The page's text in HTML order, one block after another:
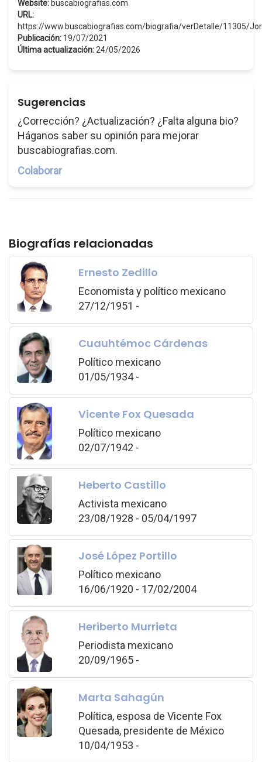
Website: buscabiografias.com
URL:
https://www.buscabiografias.com/biografia/verDetalle/11305/
Publicación: 19/07/2021
Última actualización: 24/05/2026
Sugerencias
¿Corrección? ¿Actualización? ¿Falta alguna bio?
Háganos saber su opinión para mejorar
buscabiografias.com.
Colaborar
Biografías relacionadas
Ernesto Zedillo
Economista y político mexicano
27/12/1951 -
Cuauhtémoc Cárdenas
Político mexicano
01/05/1934 -
Vicente Fox Quesada
Político mexicano
02/07/1942 -
Heberto Castillo
Activista mexicano
23/08/1928 - 05/04/1997
José López Portillo
Político mexicano
16/06/1920 - 17/02/2004
Heriberto Murrieta
Periodista mexicano
20/09/1965 -
Marta Sahagún
Política, esposa de Vicente Fox
Quesada, presidente de México
10/04/1953 -